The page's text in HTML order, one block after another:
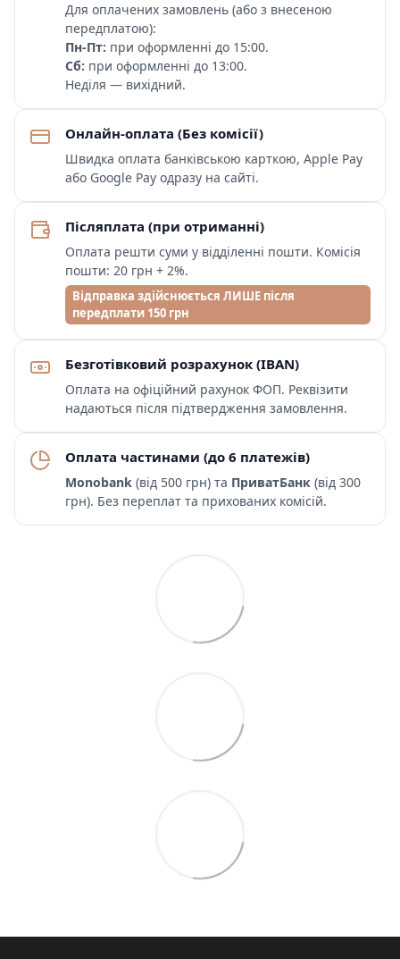
Для оплачених замовлень (або з внесеною
передплатою):
Пн-Пт: при оформленні до 15:00.
Сб: при оформленні до 13:00.
Неділя — вихідний.
Онлайн-оплата (Без комісії)
Швидка оплата банківською карткою, Apple Pay
або Google Pay одразу на сайті.
Післяплата (при отриманні)
Оплата решти суми у відділенні пошти. Комісія
пошти: 20 грн + 2%.
Відправка здійснюється ЛИШЕ після
передплати 150 грн
Безготівковий розрахунок (IBAN)
Оплата на офіційний рахунок ФОП. Реквізити
надаються після підтвердження замовлення.
Оплата частинами (до 6 платежів)
Monobank (від 500 грн) та ПриватБанк (від 300
грн). Без переплат та прихованих комісій.